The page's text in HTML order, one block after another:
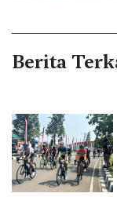
Berita